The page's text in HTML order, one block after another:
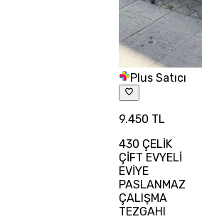
Plus Satıcı
9.450 TL
430 ÇELİK
ÇİFT EVYELİ
EVİYE
PASLANMAZ
ÇALIŞMA
TEZGAHI